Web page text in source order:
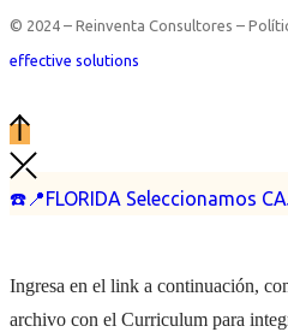
☎️📍FLORIDA Seleccionamos
© 2024 – Reinventa Consultores –
effective solutions
Ingresa en el link a continuación,
archivo con el Curriculum para